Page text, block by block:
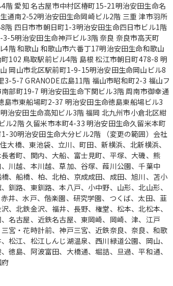
生命名
52明治安田生命岡崎ビル2階 三重 津市羽所
階 四日市市朝日町1-3明治安田生命四日市ビル1階
田生命神戸ビル3階 奈良 奈良市高天町
命和歌山
ル2階 久留米市本町4-33 明治安田生命久留米本町
大橋、東池袋、立川、町田、新横浜、北新横浜、
者町、関内、大船、富士見町、平塚、大磯、熊
川越、本川越、草加、谷塚、葭川公園、千葉中
、船橋、柏、北柏、京成成田、成田、旭川、苫小
釧路、東釧路、本八戸、小中野、山形、北山形、
井、水戸、偕楽園、研究学園、つくば、太田、韮
、北鉄金沢、福井、長野、権堂、松本、北松本、
名古屋、近鉄名古屋、東岡崎、岡崎、津、江戸
宮・花時計前、神戸三宮、近鉄奈良、奈良、和歌
松江、松江しんじ湖温泉、西川緑道公園、岡山、
徳島、阿波富田、大橋通、堀詰、旦過、平和通、